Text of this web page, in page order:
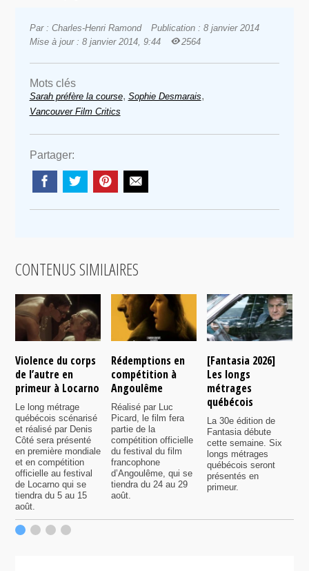
Par : Charles-Henri Ramond
Publication : 8 janvier 2014
Mise à jour : 8 janvier 2014, 9:44
2564
Mots clés
Sarah préfère la course, Sophie Desmarais,
Vancouver Film Critics
Partager:
CONTENUS SIMILAIRES
Violence du corps
de l’autre en
primeur à Locarno
Le long métrage
québécois scénarisé
et réalisé par Denis
Côté sera présenté
en première mondiale
et en compétition
officielle au festival
de Locarno qui se
tiendra du 5 au 15
août.
Rédemptions en
compétition à
Angoulême
Réalisé par Luc
Picard, le film fera
partie de la
compétition officielle
du festival du film
francophone
d’Angoulême, qui se
tiendra du 24 au 29
août.
[Fantasia 2026]
Les longs
métrages
québécois
La 30e édition de
Fantasia débute
cette semaine. Six
longs métrages
québécois seront
présentés en
primeur.